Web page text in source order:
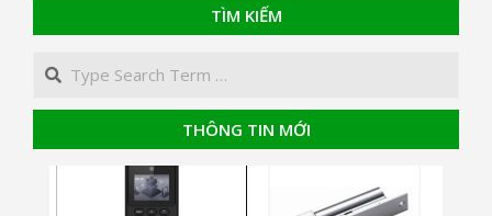
TÌM KIẾM
Search
THÔNG TIN MỚI